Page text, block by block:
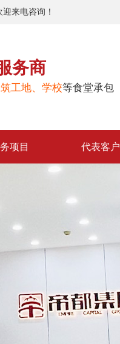
来电咨询！
务商
工地、学校等食堂承包
项目 代表客户